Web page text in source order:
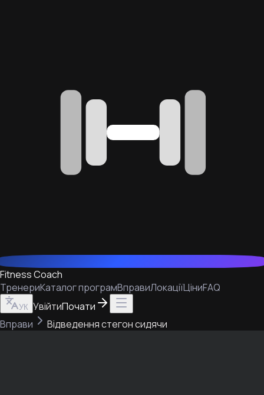
Fitness Coach
ТренериКаталог програмВправиЛокаціїЦіниFAQ
УК УвійтиПочати
Вправи
Відведення стегон сидячи